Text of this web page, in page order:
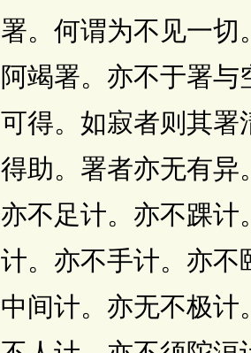
署。何谓为不见一切
阿竭署。亦不于署
可得。如寂者则其署
得助。署者亦无有异
亦不足计。亦不踝计
计。亦不手计。亦不
中间计。亦无不极计